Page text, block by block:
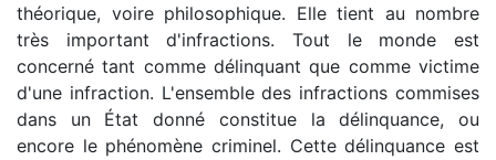
théorique, voire philosophique. Elle tient au nombre
très important d'infractions. Tout le monde est
concerné tant comme délinquant que comme victime
d'une infraction. L'ensemble des infractions commises
dans un État donné constitue la délinquance, ou
encore le phénomène criminel. Cette délinquance est